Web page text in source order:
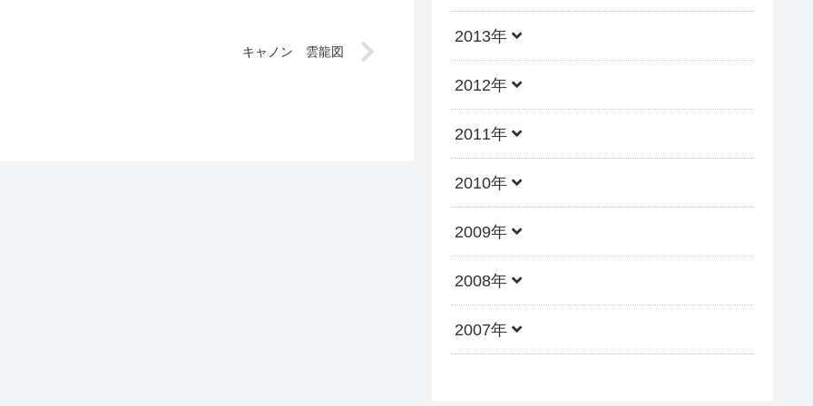
キャノン 雲龍図
2013年
2012年
2011年
2010年
2009年
2008年
2007年